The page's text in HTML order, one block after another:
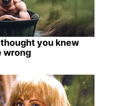
you knew
wrong